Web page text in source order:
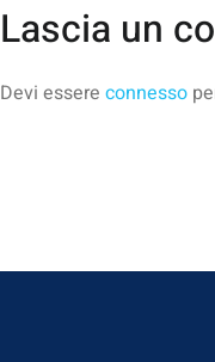
Lascia un
Devi essere connesso